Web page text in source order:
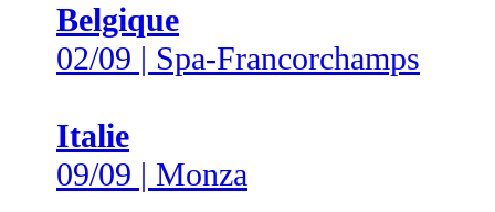
Belgique
02/09 | Spa-Francorchamps
Italie
09/09 | Monza